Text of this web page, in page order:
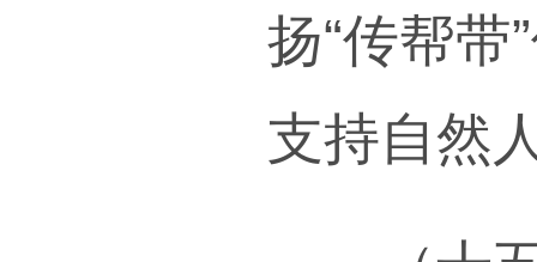
制。
首席